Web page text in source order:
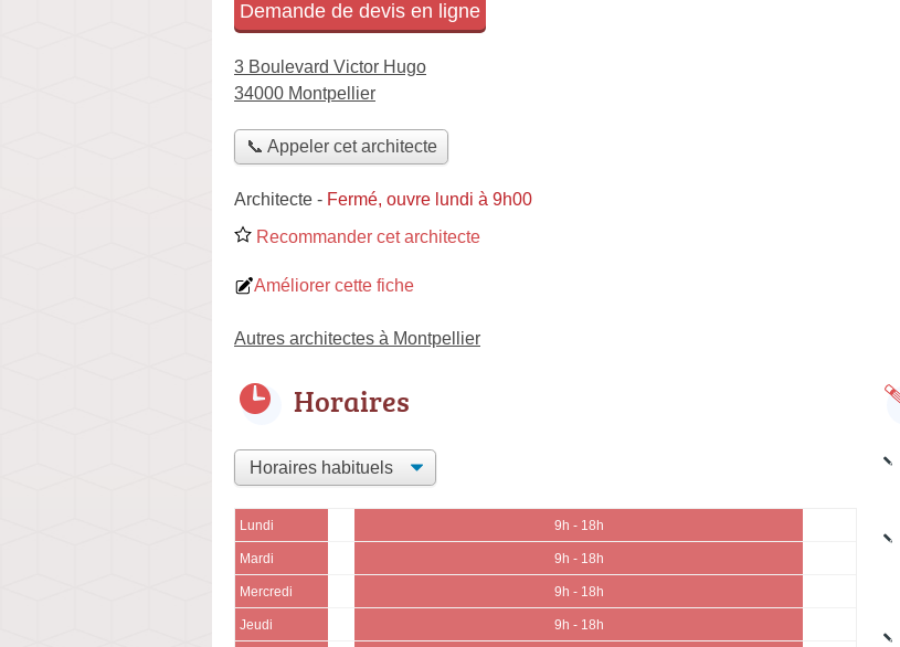
Demande de devis en ligne
3 Boulevard Victor Hugo
34000 Montpellier
📞 Appeler cet architecte
Architecte - Fermé, ouvre lundi à 9h00
Recommander cet architecte
Améliorer cette fiche
Autres architectes à Montpellier
Horaires
Lundi 9h - 18h
Mardi 9h - 18h
Mercredi 9h - 18h
Jeudi 9h - 18h